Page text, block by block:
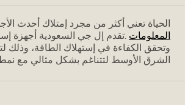
الحياة تعني أكثر من مجرد إمتلاك أحدث
المعلومات .تقدم إل جي السعودية أجهزة
وتحقق الكفاءة في إستهلاك الطاقة، وذلك
الشرق الأوسط لتتناغم بشكل مثالي مع